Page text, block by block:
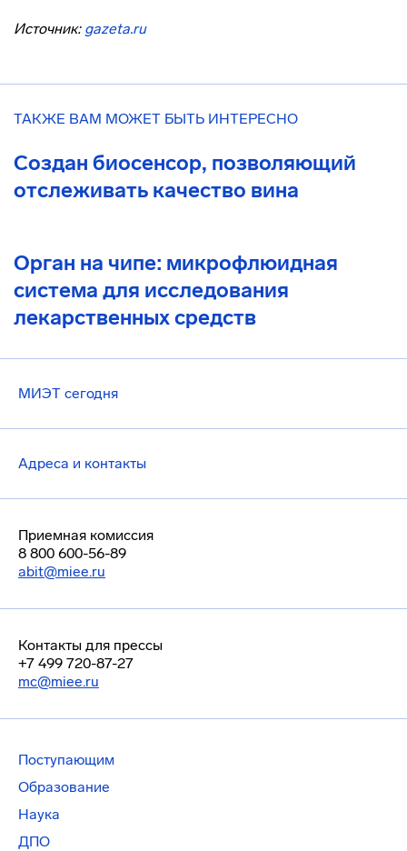
Источник: gazeta.ru
ТАКЖЕ ВАМ МОЖЕТ БЫТЬ ИНТЕРЕСНО
Создан биосенсор, позволяющий
отслеживать качество вина
Орган на чипе: микрофлюидная
система для исследования
лекарственных средств
МИЭТ сегодня
Адреса и контакты
Приемная комиссия
8 800 600-56-89
abit@miee.ru
Контакты для прессы
+7 499 720-87-27
mc@miee.ru
Поступающим
Образование
Наука
ДПО